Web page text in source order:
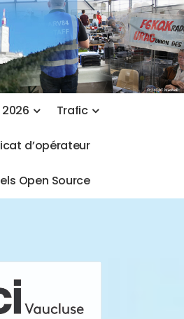
2026 Trafic
icat d’opérateur
els Open Source